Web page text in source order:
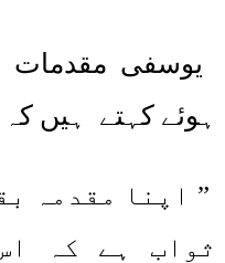
یوسفی مقدمات
ہوئے کہتے ہیں
” اپنا مقدمہ
ثواب ہے کہ